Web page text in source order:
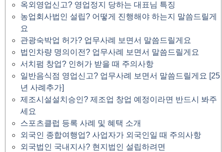
옥외영업신고? 영업정지 당하는 대표님 특징
농업회사법인 설립? 어떻게 진행해야 하는지 말씀드릴게
요
관광숙박업 허가? 업무사례 보면서 말씀드릴게요
법인차량 명의이전? 업무사례 보면서 말씀드릴게요
서치펌 창업? 인허가 받을 때 주의사항
일반음식점 영업신고? 업무사례 보면서 말씀드릴게요 [25
년 사례추가]
제조시설설치승인? 제조업 창업 예정이라면 반드시 봐주
세요
스포츠클럽 등록 사례 및 혜택 소개
외국인 종합여행업? 사업자가 외국인일 때 주의사항
외국법인 국내지사? 현지법인 설립하려면